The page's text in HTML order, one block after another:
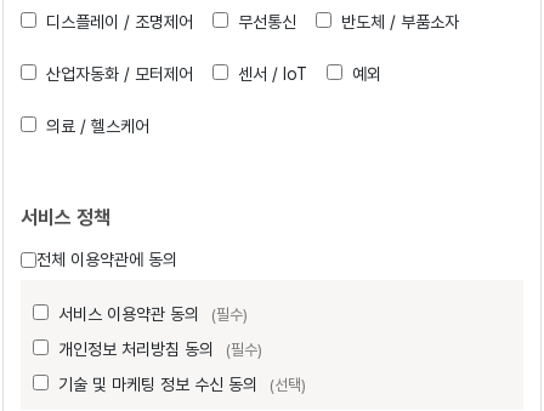
디스플레이 / 조명제어 무선통신 반도체 / 부품소자
산업자동화 / 모터제어 센서 / IoT 예외
의료 / 헬스케어
서비스 정책
전체 이용약관에 동의
서비스 이용약관 동의 (필수)
개인정보 처리방침 동의 (필수)
기술 및 마케팅 정보 수신 동의 (선택)